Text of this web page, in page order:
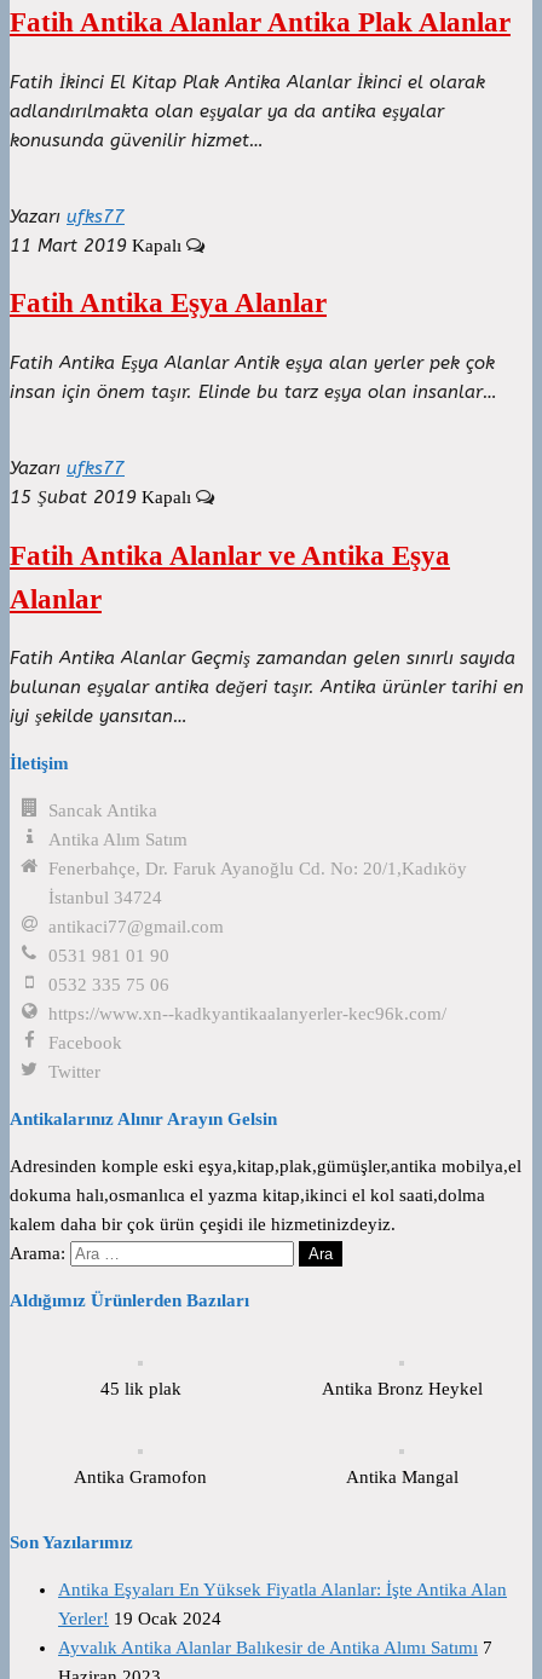
Fatih Antika Alanlar Antika Plak Alanlar
Fatih İkinci El Kitap Plak Antika Alanlar İkinci el olarak
adlandırılmakta olan eşyalar ya da antika eşyalar
konusunda güvenilir hizmet…
Yazarı ufks77
11 Mart 2019 Kapalı
Fatih Antika Eşya Alanlar
Fatih Antika Eşya Alanlar Antik eşya alan yerler pek çok
insan için önem taşır. Elinde bu tarz eşya olan insanlar…
Yazarı ufks77
15 Şubat 2019 Kapalı
Fatih Antika Alanlar ve Antika Eşya
Alanlar
Fatih Antika Alanlar Geçmiş zamandan gelen sınırlı sayıda
bulunan eşyalar antika değeri taşır. Antika ürünler tarihi en
iyi şekilde yansıtan…
İletişim
Sancak Antika
Antika Alım Satım
Fenerbahçe, Dr. Faruk Ayanoğlu Cd. No: 20/1,Kadıköy
İstanbul 34724
antikaci77@gmail.com
0531 981 01 90
0532 335 75 06
https://www.xn--kadkyantikaalanyerler-kec96k.com/
Facebook
Twitter
Antikalarınız Alınır Arayın Gelsin
Adresinden komple eski eşya,kitap,plak,gümüşler,antika mobilya,el
dokuma halı,osmanlıca el yazma kitap,ikinci el kol saati,dolma
kalem daha bir çok ürün çeşidi ile hizmetinizdeyiz.
Arama:
Aldığımız Ürünlerden Bazıları
45 lik plak Antika Bronz Heykel
Antika Gramofon Antika Mangal
Son Yazılarımız
Antika Eşyaları En Yüksek Fiyatla Alanlar: İşte Antika Alan
Yerler! 19 Ocak 2024
Ayvalık Antika Alanlar Balıkesir de Antika Alımı Satımı 7